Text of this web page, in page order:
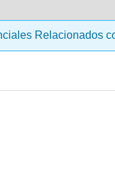
Relacionados